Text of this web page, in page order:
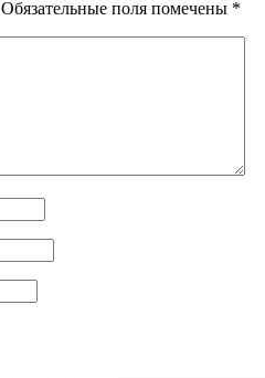
Обязательные поля помечены *